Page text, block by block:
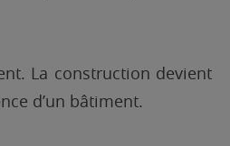
La construction devient
d’un bâtiment.